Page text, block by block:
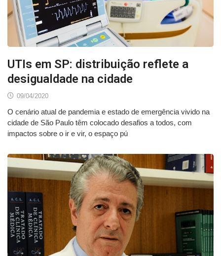
UTIs em SP: distribuição reflete a
desigualdade na cidade
09/04/2020
O cenário atual de pandemia e estado de emergência vivido na
cidade de São Paulo têm colocado desafios a todos, com
impactos sobre o ir e vir, o espaço pú